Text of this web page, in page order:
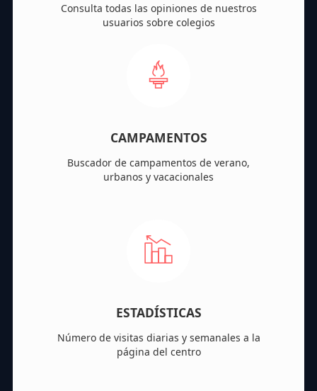
Consulta todas las opiniones de nuestros
usuarios sobre colegios
CAMPAMENTOS
Buscador de campamentos de verano,
urbanos y vacacionales
ESTADÍSTICAS
Número de visitas diarias y semanales a la
página del centro